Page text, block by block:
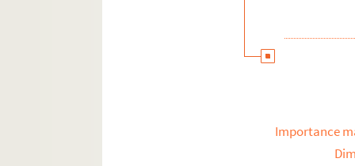
Importance